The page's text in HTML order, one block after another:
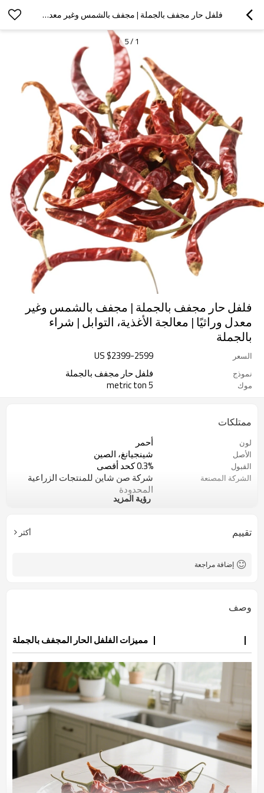
فلفل حار مجفف بالجملة | مجفف بالشمس وغير معدل وراثيًا | معالجة الأغذية، التوابل | شراء بالجملة
1
/
5
فلفل حار مجفف بالجملة | مجفف بالشمس وغير
معدل وراثيًا | معالجة الأغذية، التوابل | شراء
بالجملة
السعر US $2399-2599
نموذج فلفل حار مجفف بالجملة
موك 5 metric ton
ممتلكات
لون أحمر
الأصل شينجيانغ، الصين
القبول 0.3% كحد أقصى
الشركة المصنعة
شركة صن شاين للمنتجات الزراعية
المحدودة
مكان جاف وبارد
رؤية المزيد
تقييم أكثر
إضافة مراجعة
وصف
مميزات الفلفل الحار المجفف بالجملة